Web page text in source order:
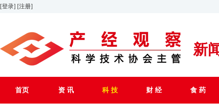
[登录] [注册]
新
首页 资 讯 科 技 财 经 食 药